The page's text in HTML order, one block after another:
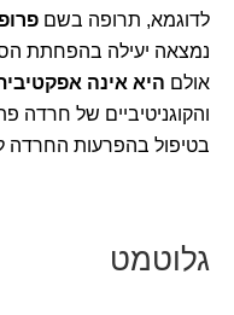
לדוגמא, תרופה בשם
נמצאה יעילה בהפחתת
אולם היא אינה
והקוגניטיביים של חרדה
בטיפול בהפרעות החרדה
גלוטמט